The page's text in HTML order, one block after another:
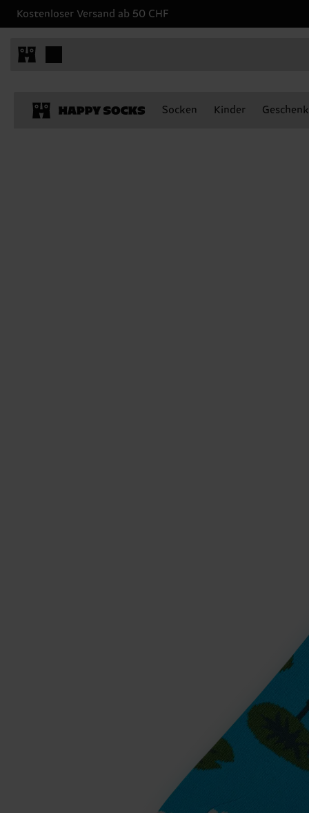
Kostenloser Versand ab 50 CHF
Socken Kinder